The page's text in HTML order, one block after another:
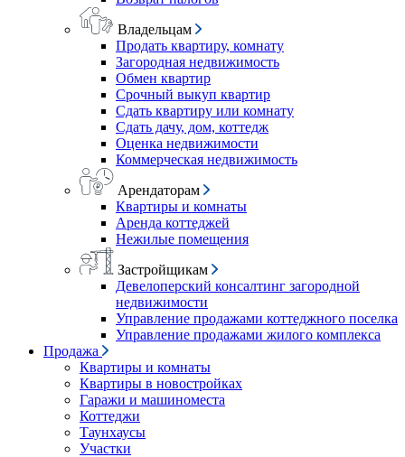
Владельцам
Продать квартиру, комнату
Загородная недвижимость
Обмен квартир
Срочный выкуп квартир
Сдать квартиру или комнату
Сдать дачу, дом, коттедж
Оценка недвижимости
Коммерческая недвижимость
Арендаторам
Квартиры и комнаты
Аренда коттеджей
Нежилые помещения
Застройщикам
Девелоперский консалтинг загородной
недвижимости
Управление продажами коттеджного поселка
Управление продажами жилого комплекса
Продажа
Квартиры и комнаты
Квартиры в новостройках
Гаражи и машиноместа
Коттеджи
Таунхаусы
Участки